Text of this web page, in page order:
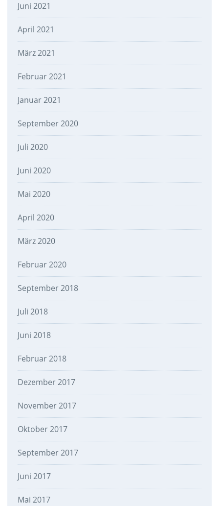
Juni 2021
April 2021
März 2021
Februar 2021
Januar 2021
September 2020
Juli 2020
Juni 2020
Mai 2020
April 2020
März 2020
Februar 2020
September 2018
Juli 2018
Juni 2018
Februar 2018
Dezember 2017
November 2017
Oktober 2017
September 2017
Juni 2017
Mai 2017